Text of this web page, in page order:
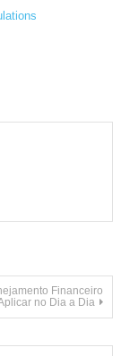
Financeiro
no Dia a Dia